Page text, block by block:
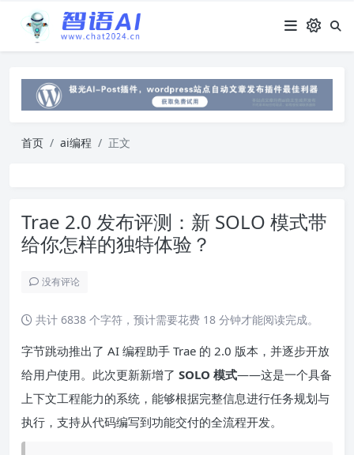
首页 ai编程 正文
Trae 2.0 发布评测：新 SOLO 模式带
给你怎样的独特体验？
没有评论
共计 6838 个字符，预计需要花费 18 分钟才能阅读完成。
字节跳动推出了 AI 编程助手 Trae 的 2.0 版本，并逐步开放
给用户使用。此次更新新增了 SOLO 模式——这是一个具备
上下文工程能力的系统，能够根据完整信息进行任务规划与
执行，支持从代码编写到功能交付的全流程开发。